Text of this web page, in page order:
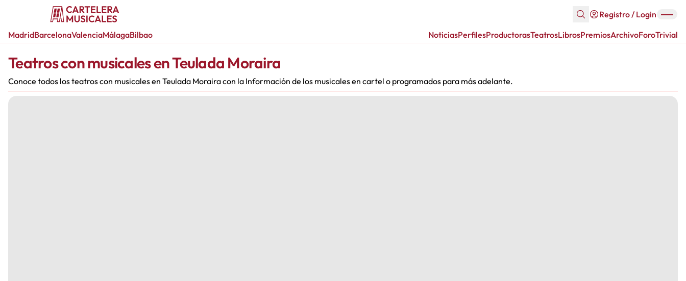
Registro / Login
MadridBarcelonaValenciaMálagaBilbao NoticiasPerfilesProductorasTeatrosLibrosPremiosArchivoForoTrivial
Teatros con musicales en Teulada Moraira
Conoce todos los teatros con musicales en Teulada Moraira con la Información de los musicales en cartel o programados para más adelante.